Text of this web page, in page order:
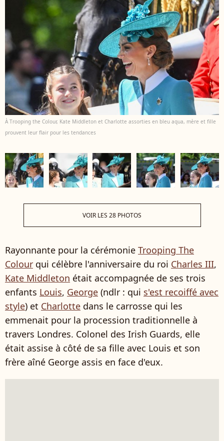
À Trooping the Colour, Kate Middleton et Charlotte assorties en bleu aqua, mère et fille
prouvent leur flair pour les tendances
VOIR LES 28 PHOTOS
Rayonnante pour la cérémonie Trooping The
Colour qui célèbre l'anniversaire du roi Charles III,
Kate Middleton était accompagnée de ses trois
enfants Louis, George (ndlr : qui s'est recoiffé avec
style) et Charlotte dans le carrosse qui les
emmenait pour la procession traditionnelle à
travers Londres. Colonel des Irish Guards, elle
était assise à côté de sa fille avec Louis et son
frère aîné George assis en face d'eux.